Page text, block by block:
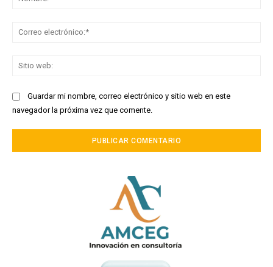
Guardar mi nombre, correo electrónico y sitio web en este
navegador la próxima vez que comente.